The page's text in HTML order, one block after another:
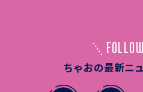
ちゃおの最新ニ